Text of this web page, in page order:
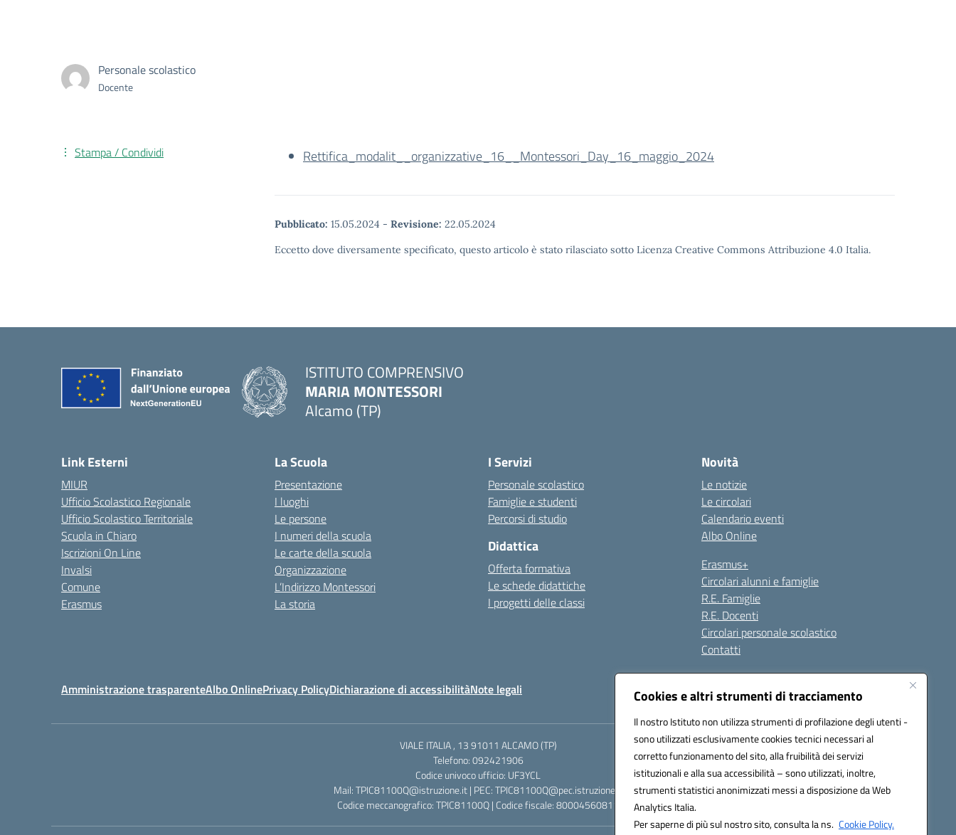
Cookies e altri strumenti di tracciamento
Il nostro Istituto non utilizza strumenti di profilazione degli utenti -
sono utilizzati esclusivamente cookies tecnici necessari al
corretto funzionamento del sito, alla fruibilità dei servizi
istituzionali e alla sua accessibilità – sono utilizzati, inoltre,
strumenti statistici anonimizzati messi a disposizione da Web
Analytics Italia.
Per saperne di più sul nostro sito, consulta la ns. Cookie Policy.
Personale scolastico
Docente
Rettifica_modalit__organizzative_16__Montessori_Day_16_maggio_2024
Pubblicato: 15.05.2024 - Revisione: 22.05.2024
Eccetto dove diversamente specificato, questo articolo è stato rilasciato sotto Licenza Creative Commons Attribuzione 4.0 Italia.
Stampa / Condividi
ISTITUTO COMPRENSIVO
MARIA MONTESSORI
Alcamo (TP)
Link Esterni
MIUR
Ufficio Scolastico Regionale
Ufficio Scolastico Territoriale
Scuola in Chiaro
Iscrizioni On Line
Invalsi
Comune
Erasmus
La Scuola
Presentazione
I luoghi
Le persone
I numeri della scuola
Le carte della scuola
Organizzazione
L’Indirizzo Montessori
La storia
I Servizi
Personale scolastico
Famiglie e studenti
Percorsi di studio
Didattica
Offerta formativa
Le schede didattiche
I progetti delle classi
Novità
Le notizie
Le circolari
Calendario eventi
Albo Online
Erasmus+
Circolari alunni e famiglie
R.E. Famiglie
R.E. Docenti
Circolari personale scolastico
Contatti
Amministrazione trasparenteAlbo OnlinePrivacy PolicyDichiarazione di accessibilitàNote legali Seguici su:
VIALE ITALIA , 13 91011 ALCAMO (TP)
Telefono: 092421906
Codice univoco ufficio: UF3YCL
Mail: TPIC81100Q@istruzione.it | PEC: TPIC81100Q@pec.istruzione.it
Codice meccanografico: TPIC81100Q | Codice fiscale: 80004560811